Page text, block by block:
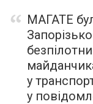
МАГАТЕ
у
у